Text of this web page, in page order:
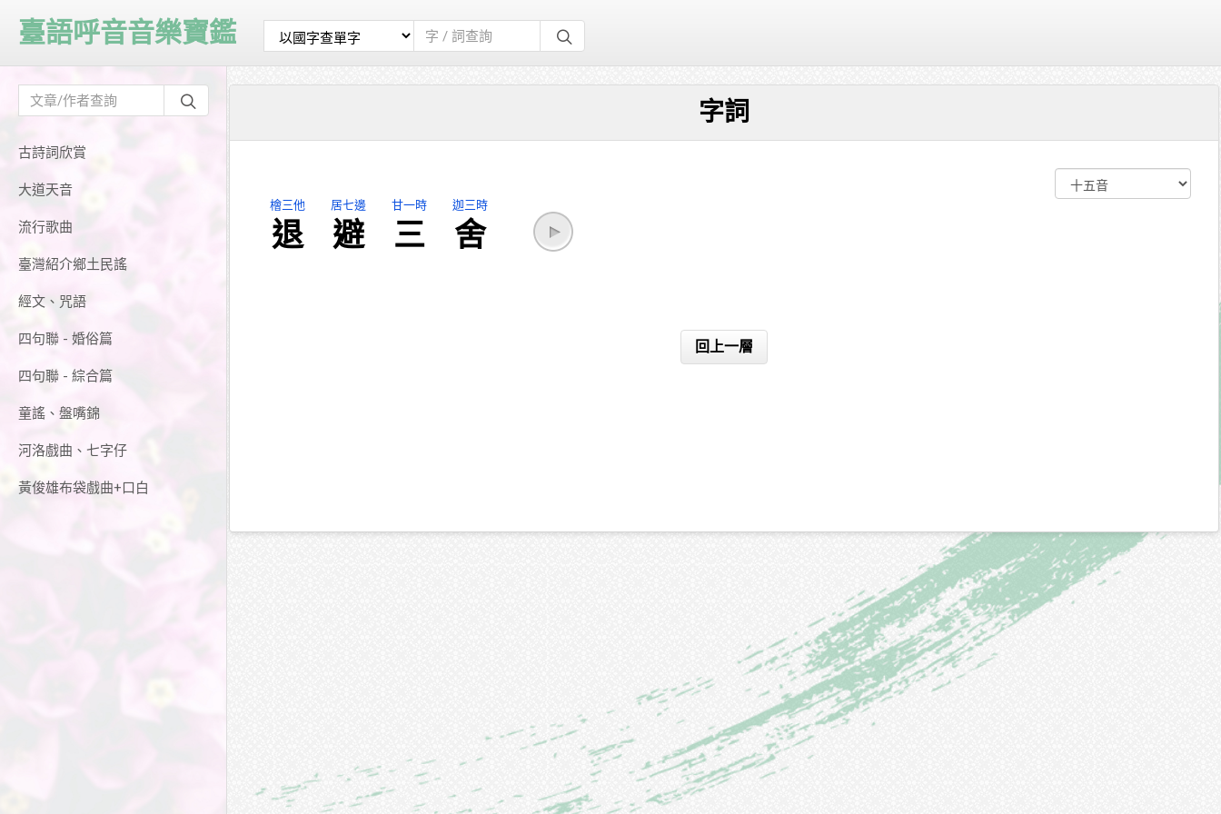
古詩詞欣賞
大道天音
流行歌曲
臺灣紹介鄉土民謠
經文、咒語
四句聯 - 婚俗篇
四句聯 - 綜合篇
童謠、盤嘴錦
河洛戲曲、七字仔
黃俊雄布袋戲曲+口白
臺語呼音音樂寶鑑
字詞
檜三他
退
居七邊
避
甘一時
三
迦三時
舍
回上一層